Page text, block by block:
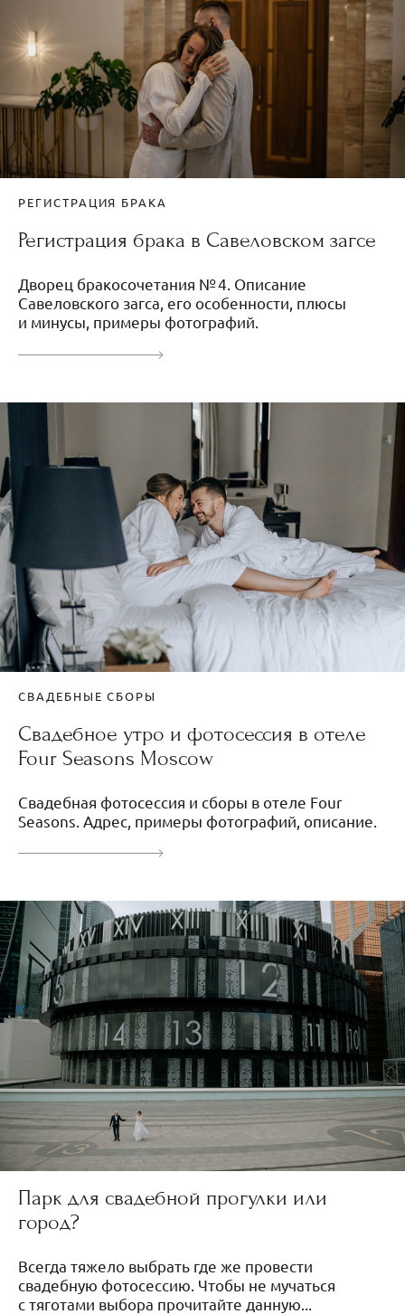
РЕГИСТРАЦИЯ БРАКА
Регистрация брака в Савеловском загсе
Дворец бракосочетания № 4. Описание
Савеловского загса, его особенности, плюсы
и минусы, примеры фотографий.
СВАДЕБНЫЕ СБОРЫ
Свадебное утро и фотосессия в отеле
Four Seasons Moscow
Свадебная фотосессия и сборы в отеле Four
Seasons. Адрес, примеры фотографий, описание.
Парк для свадебной прогулки или
город?
Всегда тяжело выбрать где же провести
свадебную фотосессию. Чтобы не мучаться
с тяготами выбора прочитайте данную...